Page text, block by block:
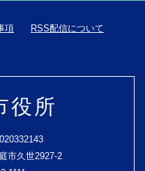
項
RSS配信について
役所
市久世2927-2